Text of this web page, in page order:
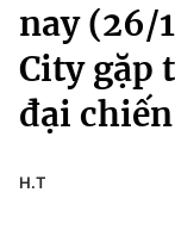
Chính trị
Xã hội
Truyền
Văn hóa -
Y tế
Đời sống
nay (26/
City gặp
đại
H.T